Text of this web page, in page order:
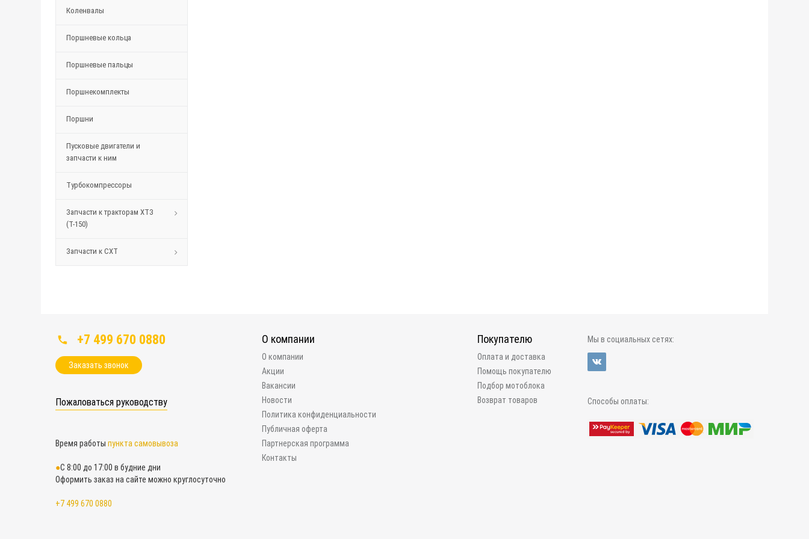
Коленвалы
Поршневые кольца
Поршневые пальцы
Поршнекомплекты
Поршни
Пусковые двигатели и
запчасти к ним
Турбокомпрессоры
Запчасти к тракторам ХТЗ
(Т-150)
Запчасти к СХТ
+7 499 670 0880
Заказать звонок
Пожаловаться руководству
Время работы пункта самовывоза
С 8:00 до 17:00 в будние дни
Оформить заказ на сайте можно круглосуточно
+7 499 670 0880
О компании
О компании
Акции
Вакансии
Новости
Политика конфиденциальности
Публичная оферта
Партнерская программа
Контакты
Покупателю
Оплата и доставка
Помощь покупателю
Подбор мотоблока
Возврат товаров
Мы в социальных сетях:
Способы оплаты: